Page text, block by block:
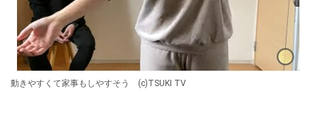
動きやすくて家事もしやすそう (c)TSUKI TV